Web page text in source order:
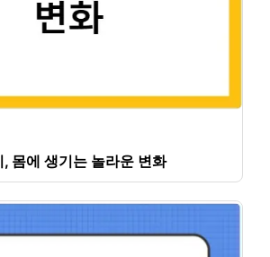
몸에 생기는 놀라운 변화